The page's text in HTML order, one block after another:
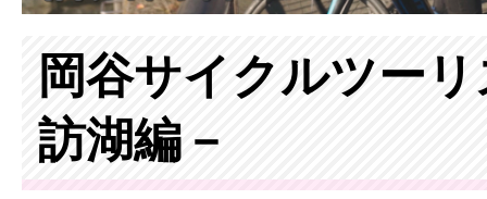
岡谷サイクルツー
訪湖編－